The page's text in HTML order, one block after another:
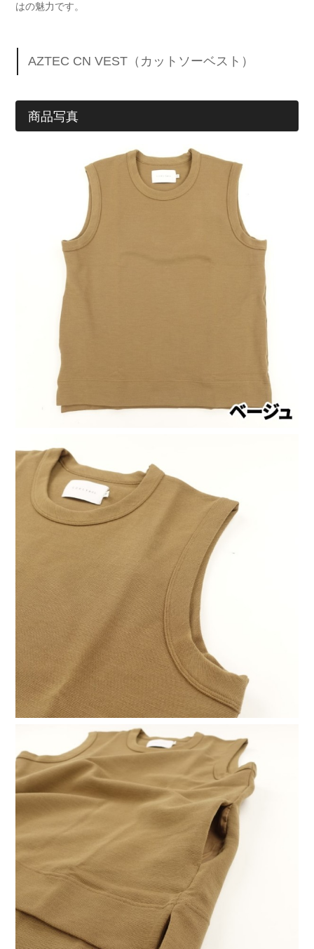
はの魅力です。
AZTEC CN VEST（カットソーベスト）
商品写真